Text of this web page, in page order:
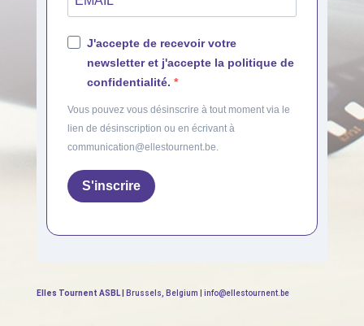
J'accepte de recevoir votre
newsletter et j'accepte la politique de
confidentialité.
Vous pouvez vous désinscrire à tout moment via le
lien de désinscription ou en écrivant à
communication@ellestournent.be.
S'inscrire
Elles Tournent ASBL | Brussels, Belgium | info@ellestournent.be